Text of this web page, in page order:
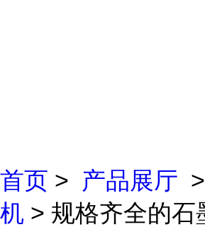
首页 > 产品展厅 >
机 > 规格齐全的石